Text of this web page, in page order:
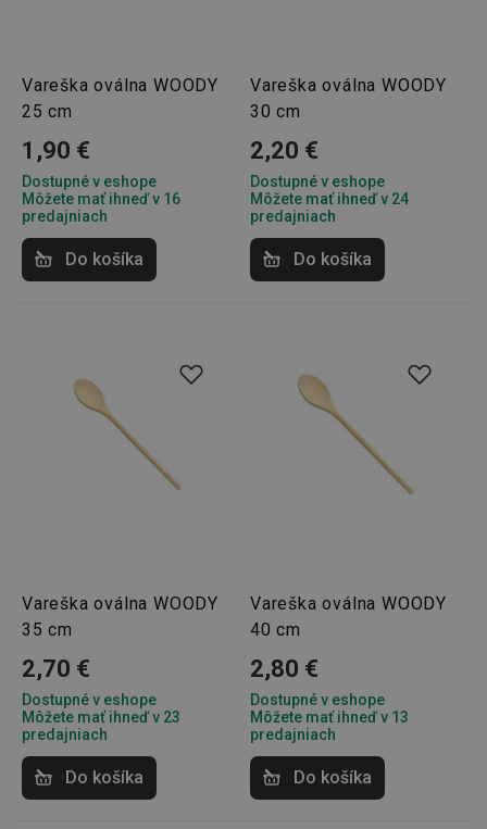
Vareška oválna WOODY
25 cm
1,90 €
Dostupné v eshope
Môžete mať ihneď v 16
predajniach
Do košíka
Vareška oválna WOODY
30 cm
2,20 €
Dostupné v eshope
Môžete mať ihneď v 24
predajniach
Do košíka
Vareška oválna WOODY
35 cm
2,70 €
Dostupné v eshope
Môžete mať ihneď v 23
predajniach
Do košíka
Vareška oválna WOODY
40 cm
2,80 €
Dostupné v eshope
Môžete mať ihneď v 13
predajniach
Do košíka